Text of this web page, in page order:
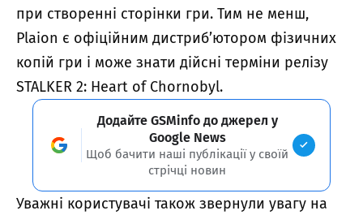
при створенні сторінки гри. Тим не менш,
Plaion є офіційним дистриб’ютором фізичних
копій гри і може знати дійсні терміни релізу
STALKER 2: Heart of Chornobyl.
Додайте GSMinfo до джерел у
Google News
Щоб бачити наші публікації у своїй
стрічці новин
Уважні користувачі також звернули увагу на